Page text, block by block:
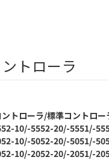
トローラ
トローラ/標準コントロー
10/-5552-20/-5551/-
10/-5052-20/-5051/-
10/-2052-20/-2051/-